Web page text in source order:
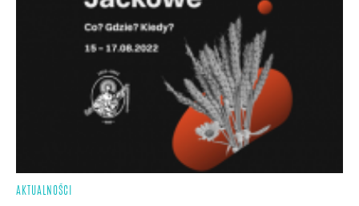
AKTUALNOŚCI